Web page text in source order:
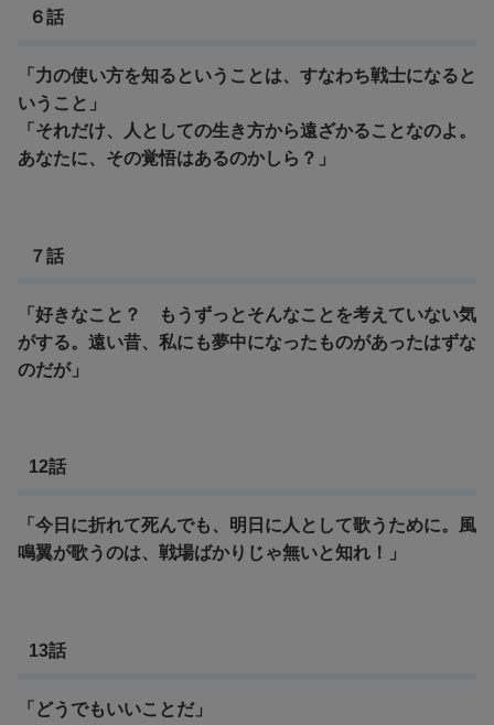
６話
「力の使い方を知るということは、すなわち戦士になると
いうこと」
「それだけ、人としての生き方から遠ざかることなのよ。
あなたに、その覚悟はあるのかしら？」
７話
「好きなこと？
もうずっとそんなことを考えていない気
がする。 遠い昔、私にも夢中になったものがあったはずな
のだが」
12話
「今日に折れて死んでも、明日に人として歌うために。 風
鳴翼が歌うのは、戦場ばかりじゃ無いと知れ！」
13話
「どうでもいいことだ」